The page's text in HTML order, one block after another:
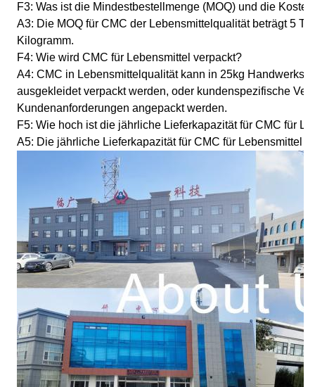
F3: Was ist die Mindestbestellmenge (MOQ) und die
A3: Die MOQ für CMC der Lebensmittelqualität beträgt 5
Kilogramm.
F4: Wie wird CMC für Lebensmittel verpackt?
A4: CMC in Lebensmittelqualität kann in 25kg
ausgekleidet verpackt werden, oder kundenspezifische
Kundenanforderungen angepackt werden.
F5: Wie hoch ist die jährliche Lieferkapazität für CMC für
A5: Die jährliche Lieferkapazität für CMC für Lebensmittel